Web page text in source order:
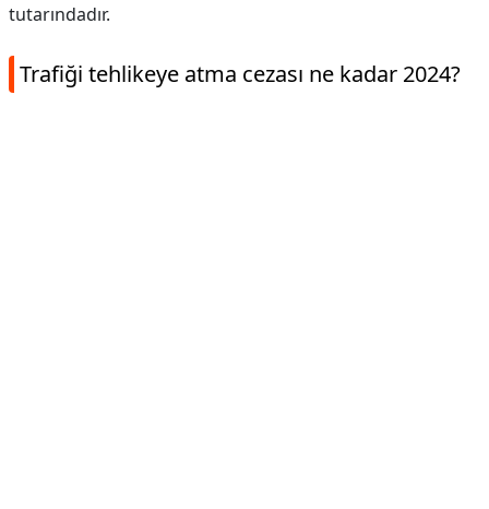
tutarındadır.
Trafiği tehlikeye atma cezası ne kadar 2024?